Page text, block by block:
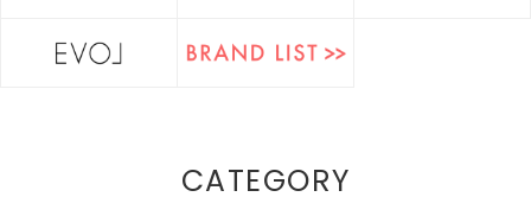
CATEGORY